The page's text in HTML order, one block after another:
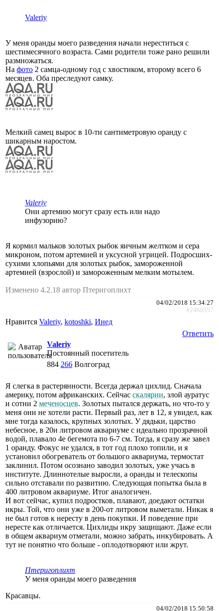
Valeriy
У меня оранды моего разведения начали нереститься с
шестимесячного возраста. Сами родители тоже рано решили
размножаться.
На фото 2 самца-одному год с хвостиком, второму всего 6
месяцев. Оба преследуют самку.
Мелкий самец вырос в 10-ти сантиметровую оранду с
шикарным наростом.
Valeriy
Они артемию могут сразу есть или надо
инфузорию?
Я кормил мальков золотых рыбок яичным желтком и сера
микроном, потом артемией и уксусной угрицей. Подросших-
сухими хлопьями для золотых рыбок, замороженной
артемией (взрослой) и замороженным мелким мотылем.
Изменено 4.2.18 автор Птеригоплихт
04/02/2018 15:34:27
#2460557
Нравится Valeriy, kotoshki, Инед
Ответить
Valeriy
Постоянный посетитель
884 266 Волгоград
Я слегка в растерянности. Всегда держал цихлид. Сначала
америку, потом африканских. Сейчас скалярии, злой ауратус
и сотни 2 меченосцев. Золотых пытался держать, но что-то у
меня они не хотели расти. Первый раз, лет в 12, я увидел, как
мне тогда казалось, крупных золотых. У дядьки, царство
небесное, в 20и литровом аквариуме с идеально прозрачной
водой, плавало 4е бегемота по 6-7 см. Тогда, я сразу же завел
1 оранду. Фокус не удался, в тот год плохо топили, и я
установил обогреватель от большого аквариума, термостат
заклинил. Потом осознано заводил золотых, уже учась в
институте. Длиннотелые выросли, а оранды и телескопы
сильно отставали по развитию. Следующая попытка была в
400 литровом аквариуме. Итог аналогичен.
И вот сейчас, купил подростков, плавают, доедают остатки
икры. Той, что они уже в 200-от литровом выметали. Никак я
не был готов к нересту в день покупки. И поведение при
нересте как отличается. Цихлиды икру защищают. Даже если
в общем аквариум отметали, можно забрать, инкубировать. А
тут не понятно что больше - оплодотворяют или жрут.
Птеригоплихт
У меня оранды моего разведения
Красавцы.
04/02/2018 15:50:58